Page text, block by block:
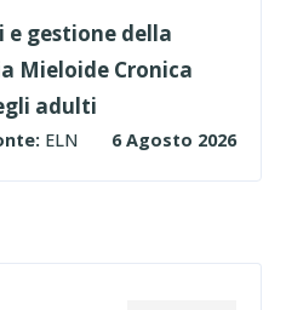
e gestione della
Mieloide Cronica
adulti
ELN 6 Agosto 2026